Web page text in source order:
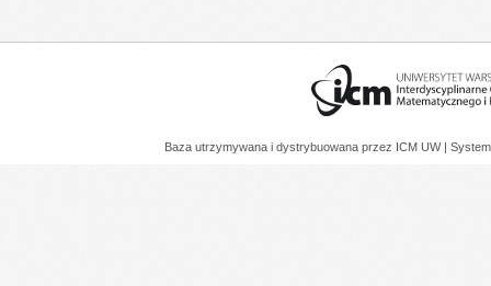
Baza utrzymywana i dystrybuowana przez ICM UW |